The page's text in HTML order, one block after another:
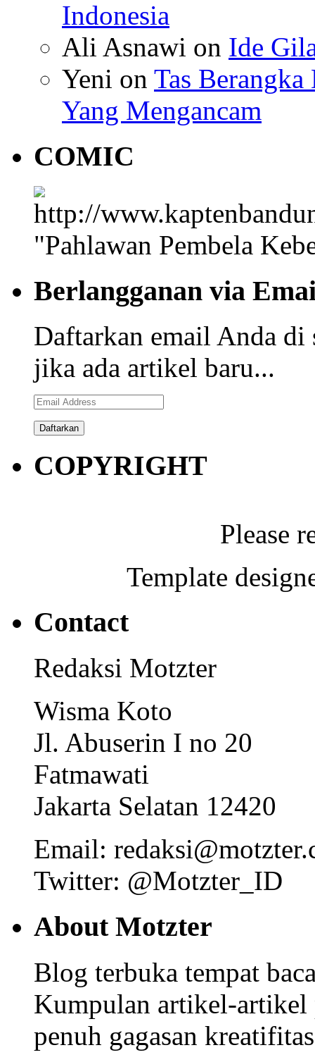
Indonesia
Ali Asnawi on Ide
Yeni on Tas
Yang Mengancam
COMIC
"Pahlawan Pembela
Berlangganan via
Daftarkan email Anda
jika ada artikel baru...
Email
Address
COPYRIGHT
Please
Template
Contact
Redaksi Motzter
Wisma Koto
Jl. Abuserin I no 20
Fatmawati
Jakarta Selatan 12420
Email:
Twitter: @Motzter_ID
About Motzter
Blog terbuka tempat
Kumpulan artikel-artikel
penuh gagasan